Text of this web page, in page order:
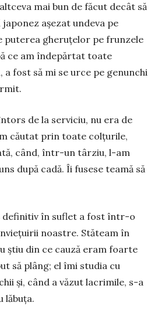
mai bun de făcut decât să
așezat undeva pe
puterea gheruțelor pe frun­zele
ce am în­de­păr­tat toate
a fost să mi se urce pe genunchi
de la ser­viciu, nu era de
cău­tat prin toate colțurile,
când, într-un târziu, l-am
după cadă. Îi fusese teamă să
definitiv în suflet a fost într-o
noastre. Stăteam în
știu din ce cauză eram foarte
să plâng; el îmi studia cu
și, când a văzut lacrimile, s-a
lăbuța.